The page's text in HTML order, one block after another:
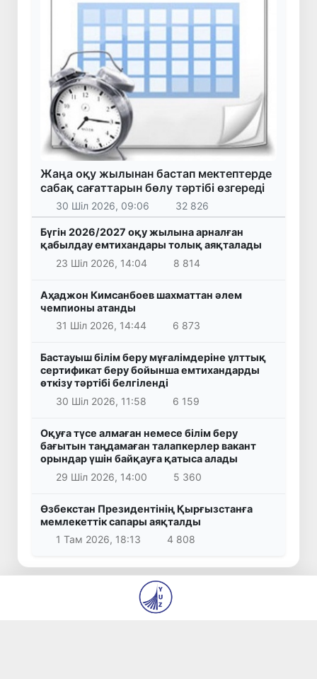
Жаңа оқу жылынан бастап мектептерде
сабақ сағаттарын бөлу тәртібі өзгереді
30 Шіл 2026, 09:06 32 826
Бүгін 2026/2027 оқу жылына арналған
қабылдау емтихандары толық аяқталады
23 Шіл 2026, 14:04
8 814
Аҳаджон Кимсанбоев шахматтан әлем
чемпионы атанды
31 Шіл 2026, 14:44
6 873
Бастауыш білім беру мұғалімдеріне ұлттық
сертификат беру бойынша емтихандарды
өткізу тәртібі белгіленді
30 Шіл 2026, 11:58
6 159
Оқуға түсе алмаған немесе білім беру
бағытын таңдамаған талапкерлер вакант
орындар үшін байқауға қатыса алады
29 Шіл 2026, 14:00
5 360
Өзбекстан Президентінің Қырғызстанға
мемлекеттік сапары аяқталды
1 Там 2026, 18:13
4 808